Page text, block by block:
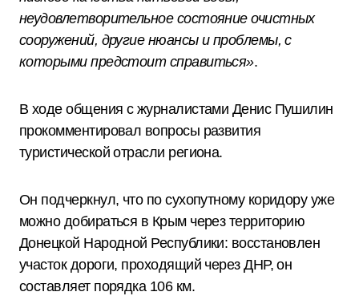
неудовлетворительное состояние очистных
сооружений, другие нюансы и проблемы, с
которыми предстоит справиться».
В ходе общения с журналистами Денис Пушилин
прокомментировал вопросы развития
туристической отрасли региона.
Он подчеркнул, что по сухопутному коридору уже
можно добираться в Крым через территорию
Донецкой Народной Республики: восстановлен
участок дороги, проходящий через ДНР, он
составляет порядка 106 км.